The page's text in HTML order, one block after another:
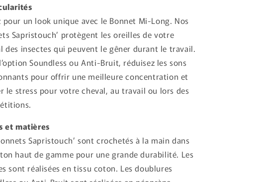
pour un look unique avec le Bonnet Mi-Long. Nos
Sapristouch’ protègent les oreilles de votre
des insectes qui peuvent le gêner durant le travail.
Soundless ou Anti-Bruit, réduisez les sons
pour offrir une meilleure concentration et
le stress pour votre cheval, au travail ou lors des
et matières
Sapristouch’ sont crochetés à la main dans
haut de gamme pour une grande durabilité. Les
sont réalisées en tissu coton. Les doublures